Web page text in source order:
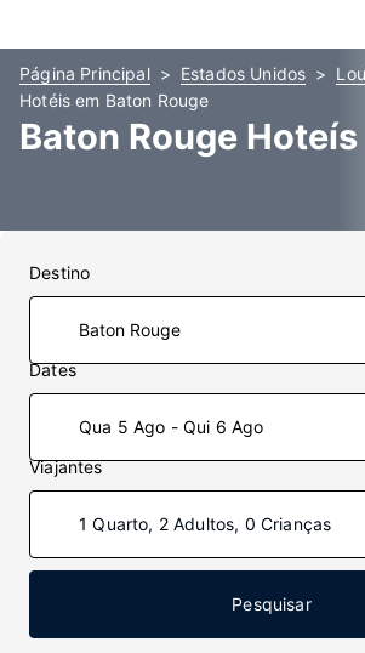
Página Principal Estados Unidos
Hotéis em Baton Rouge
Baton Rouge Hoteís
Destino
Dates
Qua 5 Ago - Qui 6 Ago
Viajantes
1 Quarto, 2 Adultos, 0 Crianças
Pesquisar